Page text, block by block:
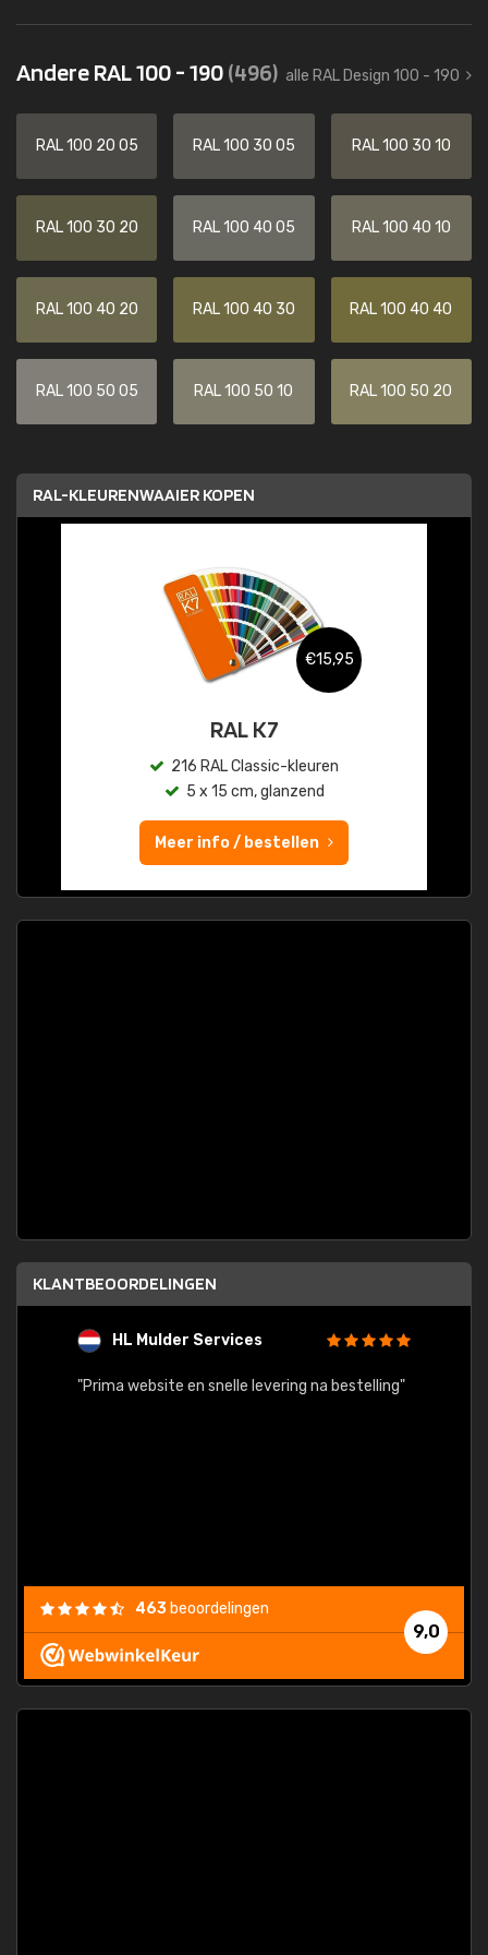
Andere RAL 100 - 190(496) alle RAL Design 100 - 190
RAL 100 20 05 RAL 100 30 05 RAL 100 30 10
RAL 100 30 20 RAL 100 40 05 RAL 100 40 10
RAL 100 40 20 RAL 100 40 30 RAL 100 40 40
RAL 100 50 05 RAL 100 50 10 RAL 100 50 20
RAL-KLEURENWAAIER KOPEN
€15,95
RAL K7
216 RAL Classic-kleuren
5 x 15 cm, glanzend
Meer info / bestellen
KLANTBEOORDELINGEN
HL Mulder Services
"Prima website en snelle levering na bestelling"
9,0
463 beoordelingen